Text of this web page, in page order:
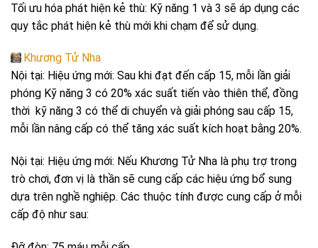
Tối ưu hóa phát hiện kẻ thù: Kỹ năng 1 và 3 sẽ áp dụng các
quy tắc phát hiện kẻ thù mới khi chạm để sử dụng.
Khương Tử Nha
Nội tại: Hiệu ứng mới: Sau khi đạt đến cấp 15, mỗi lần giải
phóng Kỹ năng 3 có 20% xác suất tiến vào thiên thể, đồng
thời kỹ năng 3 có thể di chuyển và giải phóng sau cấp 15,
mỗi lần nâng cấp có thể tăng xác suất kích hoạt bằng 20%.
Nội tại: Hiệu ứng mới: Nếu Khương Tử Nha là phụ trợ trong
trò chơi, đơn vị là thần sẽ cung cấp các hiệu ứng bổ sung
dựa trên nghề nghiệp. Các thuộc tính được cung cấp ở mỗi
cấp độ như sau: